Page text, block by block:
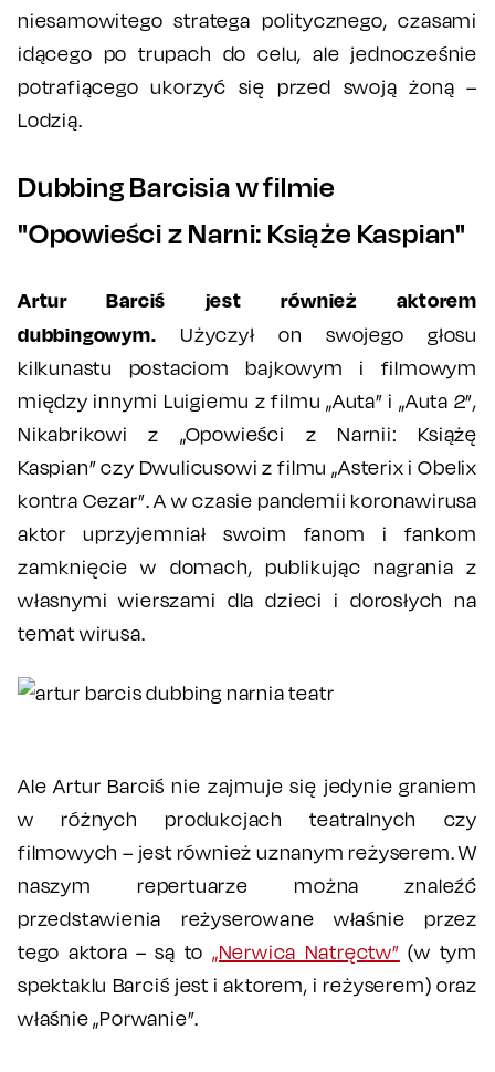
niesamowitego stratega politycznego, czasami
idącego po trupach do celu, ale jednocześnie
potrafiącego ukorzyć się przed swoją żoną –
Lodzią.
Dubbing Barcisia w filmie
"Opowieści z Narni: Książe Kaspian"
Artur Barciś jest również aktorem
dubbingowym. Użyczył on swojego głosu
kilkunastu postaciom bajkowym i filmowym
między innymi Luigiemu z filmu „Auta” i „Auta 2”,
Nikabrikowi z „Opowieści z Narnii: Książę
Kaspian” czy Dwulicusowi z filmu „Asterix i Obelix
kontra Cezar”. A w czasie pandemii koronawirusa
aktor uprzyjemniał swoim fanom i fankom
zamknięcie w domach, publikując nagrania z
własnymi wierszami dla dzieci i dorosłych na
temat wirusa.
Ale Artur Barciś nie zajmuje się jedynie graniem
w różnych produkcjach teatralnych czy
filmowych – jest również uznanym reżyserem. W
naszym repertuarze można znaleźć
przedstawienia reżyserowane właśnie przez
tego aktora – są to „Nerwica Natręctw” (w tym
spektaklu Barciś jest i aktorem, i reżyserem) oraz
właśnie „Porwanie”.